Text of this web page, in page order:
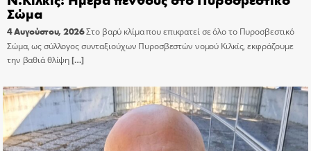
Σώμα
4 Αυγούστου, 2026Στο βαρύ κλίμα που επικρατεί σε όλο το Πυροσβεστικό
Σώμα, ως σύλλογος συνταξιούχων Πυροσβεστών νομού Κιλκίς, εκφράζουμε
την βαθιά θλίψη[…]